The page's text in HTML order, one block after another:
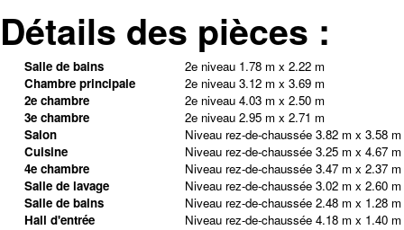
Détails des pièces :
Salle de bains 2e niveau 1.78 m x 2.22 m
Chambre principale
2e niveau 3.12 m x 3.69 m
2e chambre
2e niveau 4.03 m x 2.50 m
3e chambre
2e niveau 2.95 m x 2.71 m
Salon
Niveau rez-de-chaussée 3.82 m x 3.58 m
Cuisine
Niveau rez-de-chaussée 3.25 m x 4.67 m
4e chambre
Niveau rez-de-chaussée 3.47 m x 2.37 m
Salle de lavage
Niveau rez-de-chaussée 3.02 m x 2.60 m
Salle de bains
Niveau rez-de-chaussée 2.48 m x 1.28 m
Hall d'entrée
Niveau rez-de-chaussée 4.18 m x 1.40 m